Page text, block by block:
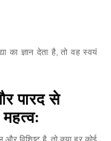
का ज्ञान देता है, तो वह स्वयं
पारद से